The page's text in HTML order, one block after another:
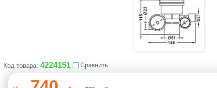
Код товара: 4224151 Сравнить